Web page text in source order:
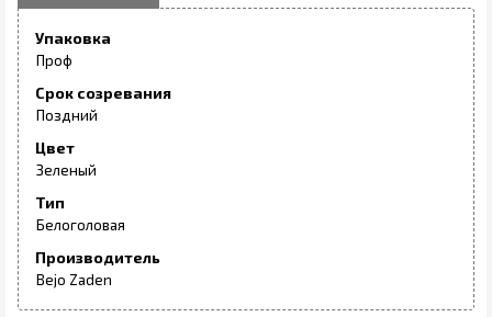
Упаковка
Проф
Срок созревания
Поздний
Цвет
Зеленый
Тип
Белоголовая
Производитель
Bejo Zaden